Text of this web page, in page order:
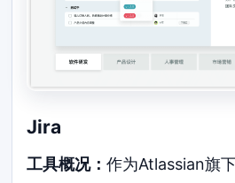
Jira
工具概况：作为Atlassian旗